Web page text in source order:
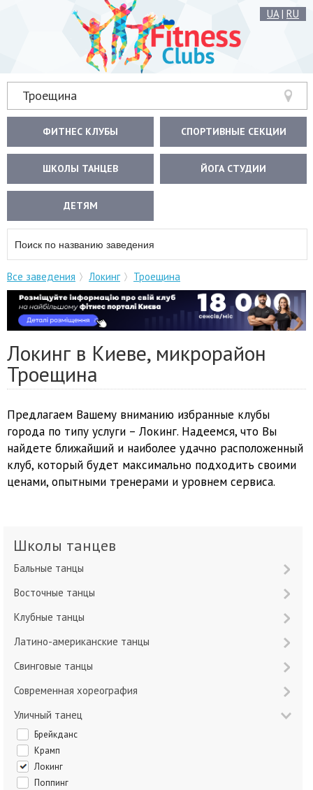
UA| RU
Троещина
ФИТНЕС КЛУБЫ СПОРТИВНЫЕ СЕКЦИИ
ШКОЛЫ ТАНЦЕВ ЙОГА СТУДИИ
ДЕТЯМ
Все заведения Локинг Троещина
Локинг в Киеве, микрорайон
Троещина
Предлагаем Вашему вниманию избранные клубы
города по типу услуги – Локинг. Надеемся, что Вы
найдете ближайший и наиболее удачно расположенный
клуб, который будет максимально подходить своими
ценами, опытными тренерами и уровнем сервиса.
Школы танцев
Бальные танцы
Восточные танцы
Клубные танцы
Латино-американские танцы
Свинговые танцы
Современная хореография
Уличный танец
Брейкданс
Крамп
Локинг
Поппинг